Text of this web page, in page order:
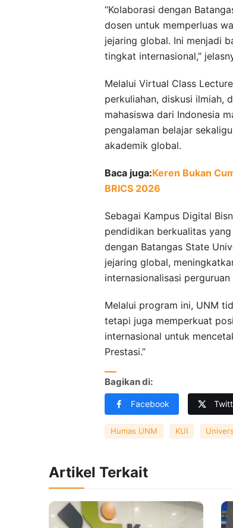
“Kolaborasi dengan
dosen untuk memperluas
jejaring global. Ini menjadi
tingkat internasional,”
Melalui Virtual Class
perkuliahan, diskusi ilmiah,
mahasiswa dari Indonesia
pengalaman belajar
akademik global.
Baca juga:Keren Bukan
BRICS 2026
Sebagai Kampus Digital
pendidikan berkualitas
dengan Batangas State
jejaring global,
internasionalisasi
Melalui program ini, UNM
tetapi juga memperkuat
internasional untuk
Prestasi.”
Bagikan di:
Facebook
Humas UNM KUI
Artikel Terkait